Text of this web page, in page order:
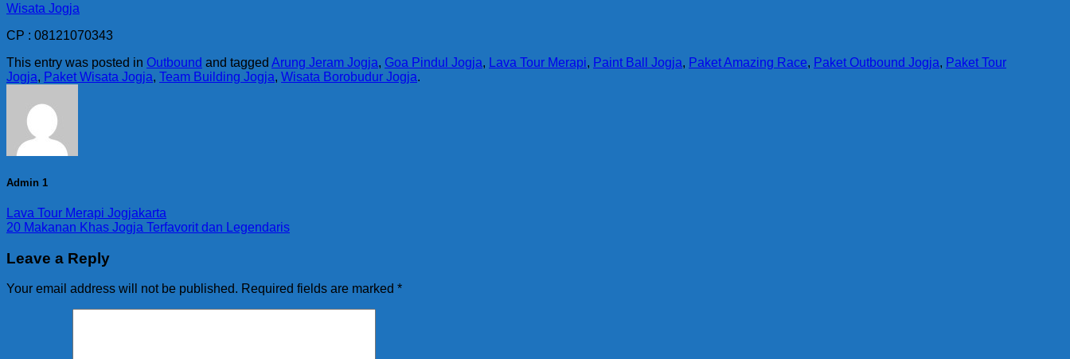
Wisata Jogja
CP : 08121070343
This entry was posted in Outbound and tagged Arung Jeram Jogja, Goa Pindul Jogja, Lava Tour Merapi, Paint Ball Jogja, Paket Amazing Race, Paket Outbound Jogja, Paket Tour
Jogja, Paket Wisata Jogja, Team Building Jogja, Wisata Borobudur Jogja.
Admin 1
Lava Tour Merapi Jogjakarta
20 Makanan Khas Jogja Terfavorit dan Legendaris
Leave a Reply
Your email address will not be published. Required fields are marked *